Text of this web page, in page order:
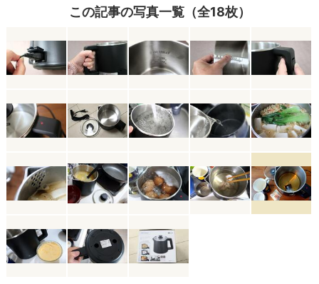
この記事の写真一覧（全18枚）